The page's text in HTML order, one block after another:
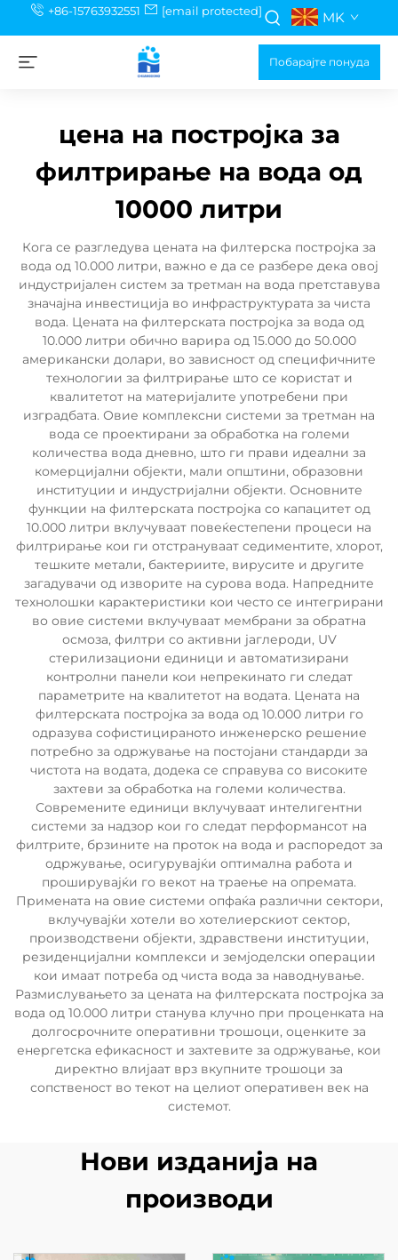
+86-15763932551 [email protected] MK
Побарајте понуда
цена на постројка за
филтрирање на вода од
10000 литри
Кога се разгледува цената на филтерска постројка за
вода од 10.000 литри, важно е да се разбере дека овој
индустријален систем за третман на вода претставува
значајна инвестиција во инфраструктурата за чиста
вода. Цената на филтерската постројка за вода од
10.000 литри обично варира од 15.000 до 50.000
американски долари, во зависност од специфичните
технологии за филтрирање што се користат и
квалитетот на материјалите употребени при
изградбата. Овие комплексни системи за третман на
вода се проектирани за обработка на големи
количества вода дневно, што ги прави идеални за
комерцијални објекти, мали општини, образовни
институции и индустријални објекти. Основните
функции на филтерската постројка со капацитет од
10.000 литри вклучуваат повеќестепени процеси на
филтрирање кои ги отстрануваат седиментите, хлорот,
тешките метали, бактериите, вирусите и другите
загадувачи од изворите на сурова вода. Напредните
технолошки карактеристики кои често се интегрирани
во овие системи вклучуваат мембрани за обратна
осмоза, филтри со активни јаглероди, UV
стерилизациони единици и автоматизирани
контролни панели кои непрекинато ги следат
параметрите на квалитетот на водата. Цената на
филтерската постројка за вода од 10.000 литри го
одразува софистицираното инженерско решение
потребно за одржување на постојани стандарди за
чистота на водата, додека се справува со високите
захтеви за обработка на големи количества.
Современите единици вклучуваат интелигентни
системи за надзор кои го следат перформансот на
филтрите, брзините на проток на вода и распоредот за
одржување, осигурувајќи оптимална работа и
проширувајќи го векот на траење на опремата.
Примената на овие системи опфаќа различни сектори,
вклучувајќи хотели во хотелиерскиот сектор,
производствени објекти, здравствени институции,
резиденцијални комплекси и земјоделски операции
кои имаат потреба од чиста вода за наводнување.
Размислувањето за цената на филтерската постројка за
вода од 10.000 литри станува клучно при проценката на
долгосрочните оперативни трошоци, оценките за
енергетска ефикасност и захтевите за одржување, кои
директно влијаат врз вкупните трошоци за
сопственост во текот на целиот оперативен век на
системот.
Нови изданија на
производи